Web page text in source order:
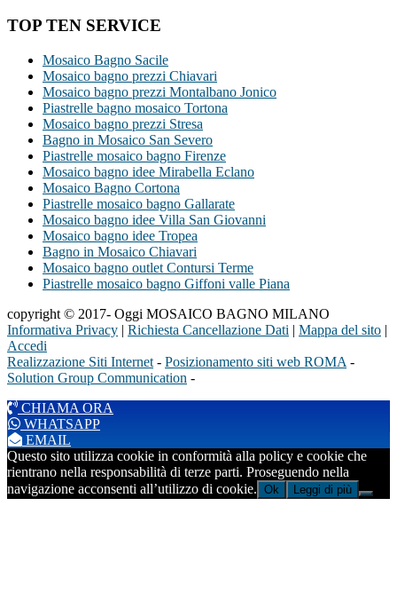
TOP TEN SERVICE
Mosaico Bagno Sacile
Mosaico bagno prezzi Chiavari
Mosaico bagno prezzi Montalbano Jonico
Piastrelle bagno mosaico Tortona
Mosaico bagno prezzi Stresa
Bagno in Mosaico San Severo
Piastrelle mosaico bagno Firenze
Mosaico bagno idee Mirabella Eclano
Mosaico Bagno Cortona
Piastrelle mosaico bagno Gallarate
Mosaico bagno idee Villa San Giovanni
Mosaico bagno idee Tropea
Bagno in Mosaico Chiavari
Mosaico bagno outlet Contursi Terme
Piastrelle mosaico bagno Giffoni valle Piana
copyright © 2017- Oggi MOSAICO BAGNO MILANO
Informativa Privacy | Richiesta Cancellazione Dati | Mappa del sito |
Accedi
Realizzazione Siti Internet - Posizionamento siti web ROMA -
Solution Group Communication -
CHIAMA ORA
WHATSAPP
EMAIL
Questo sito utilizza cookie in conformità alla policy e cookie che
rientrano nella responsabilità di terze parti. Proseguendo nella
navigazione acconsenti all’utilizzo di cookie. Ok Leggi di più